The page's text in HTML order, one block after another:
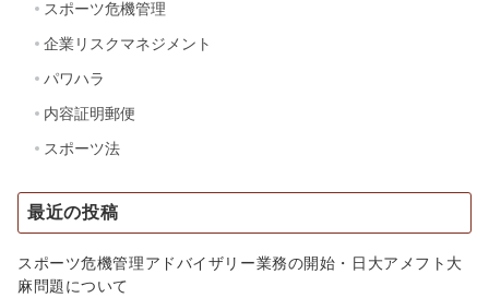
スポーツ危機管理
企業リスクマネジメント
パワハラ
内容証明郵便
スポーツ法
最近の投稿
スポーツ危機管理アドバイザリー業務の開始・日大アメフト大
麻問題について